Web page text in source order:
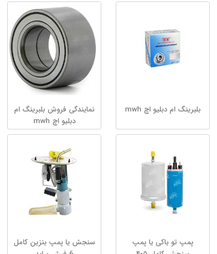
بلبرینگ ام دبلیو اچ mwh
نمایندگی فروش بلبرینگ ام
دبلیو اچ mwh
پمپ تو باکی یا پمپ
سنجش یا پمپ بنزین کامل